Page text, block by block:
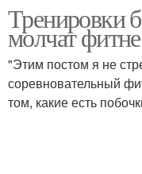
Тренировки
молчат
"Этим постом я не
соревновательный
том, какие есть